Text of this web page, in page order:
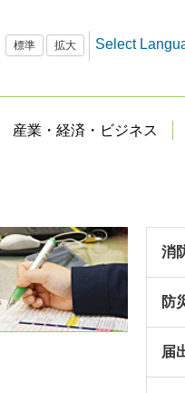
標準 拡大 Select
産業・経済・ビジネス
消
防
届